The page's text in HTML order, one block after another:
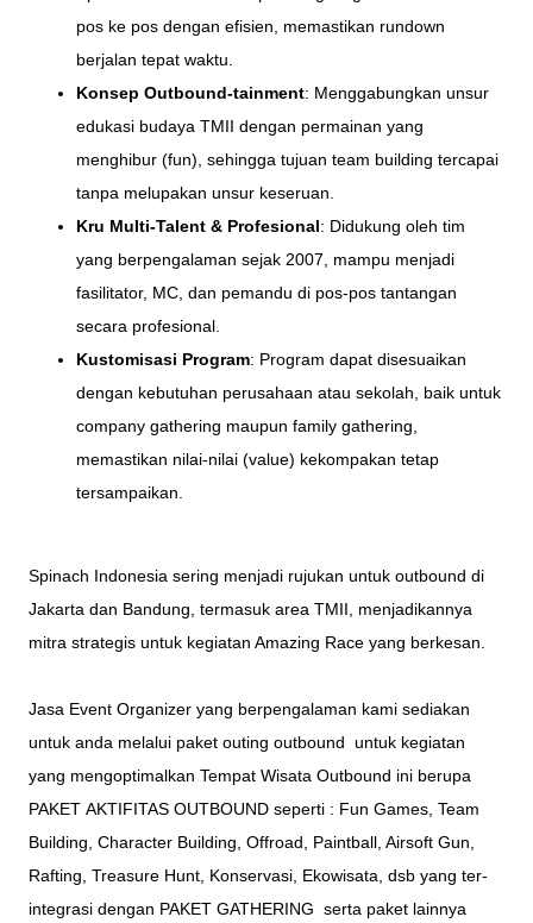
pos ke pos dengan efisien, memastikan rundown
berjalan tepat waktu.
Konsep Outbound-tainment: Menggabungkan unsur
edukasi budaya TMII dengan permainan yang
menghibur (fun), sehingga tujuan team building tercapai
tanpa melupakan unsur keseruan.
Kru Multi-Talent & Profesional: Didukung oleh tim
yang berpengalaman sejak 2007, mampu menjadi
fasilitator, MC, dan pemandu di pos-pos tantangan
secara profesional.
Kustomisasi Program: Program dapat disesuaikan
dengan kebutuhan perusahaan atau sekolah, baik untuk
company gathering maupun family gathering,
memastikan nilai-nilai (value) kekompakan tetap
tersampaikan.
Spinach Indonesia sering menjadi rujukan untuk outbound di
Jakarta dan Bandung, termasuk area TMII, menjadikannya
mitra strategis untuk kegiatan Amazing Race yang berkesan.
Jasa Event Organizer yang berpengalaman kami sediakan
untuk anda melalui paket outing outbound untuk kegiatan
yang mengoptimalkan Tempat Wisata Outbound ini berupa
PAKET AKTIFITAS OUTBOUND seperti : Fun Games, Team
Building, Character Building, Offroad, Paintball, Airsoft Gun,
Rafting, Treasure Hunt, Konservasi, Ekowisata, dsb yang ter-
integrasi dengan PAKET GATHERING serta paket lainnya